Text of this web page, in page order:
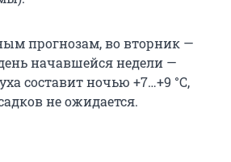
прогнозам, во вторник —
начавшейся недели —
составит ночью +7…+9 °С,
не ожидается.